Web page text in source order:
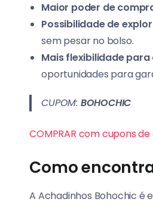
Maior poder de
Possibilidade de
sem pesar no bolso.
Mais flexibilidade
oportunidades para
CUPOM: BOHOCHIC
COMPRAR com cupons
Como
A Achadinhos Bohochic é